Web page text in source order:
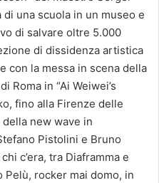
di una scuola in un museo e
di salvare oltre 5.000
di dissidenza artistica
con la messa in scena della
Roma in “Ai Weiwei’s
fino alla Firenze delle
new wave in
Pistolini e Bruno
c’era, tra Diaframma e
rocker mai domo, in